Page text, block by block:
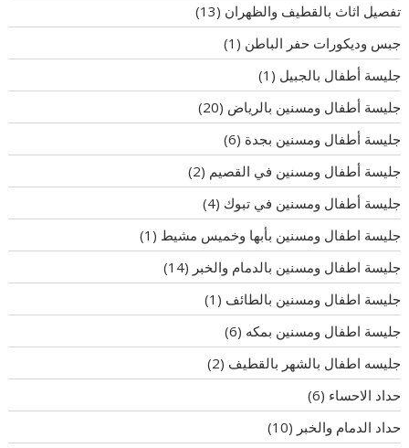
تفصيل اثاث بالقطيف والظهران (13)
جبس وديكورات حفر الباطن (1)
جليسة أطفال بالجبيل (1)
جليسة أطفال ومسنين بالرياض (20)
جليسة أطفال ومسنين بجدة (6)
جليسة أطفال ومسنين في القصيم (2)
جليسة أطفال ومسنين في تبوك (4)
جليسة اطفال ومسنين بأبها وخميس مشيط (1)
جليسة اطفال ومسنين بالدمام والخبر (14)
جليسة اطفال ومسنين بالطائف (1)
جليسة اطفال ومسنين بمكه (6)
جليسه اطفال بالشهر بالقطيف (2)
حداد الاحساء (6)
حداد الدمام والخبر (10)